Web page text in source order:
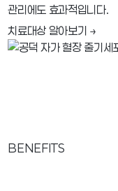
관리에도 효과적입니다.
치료대상 알아보기 →
BENEFITS